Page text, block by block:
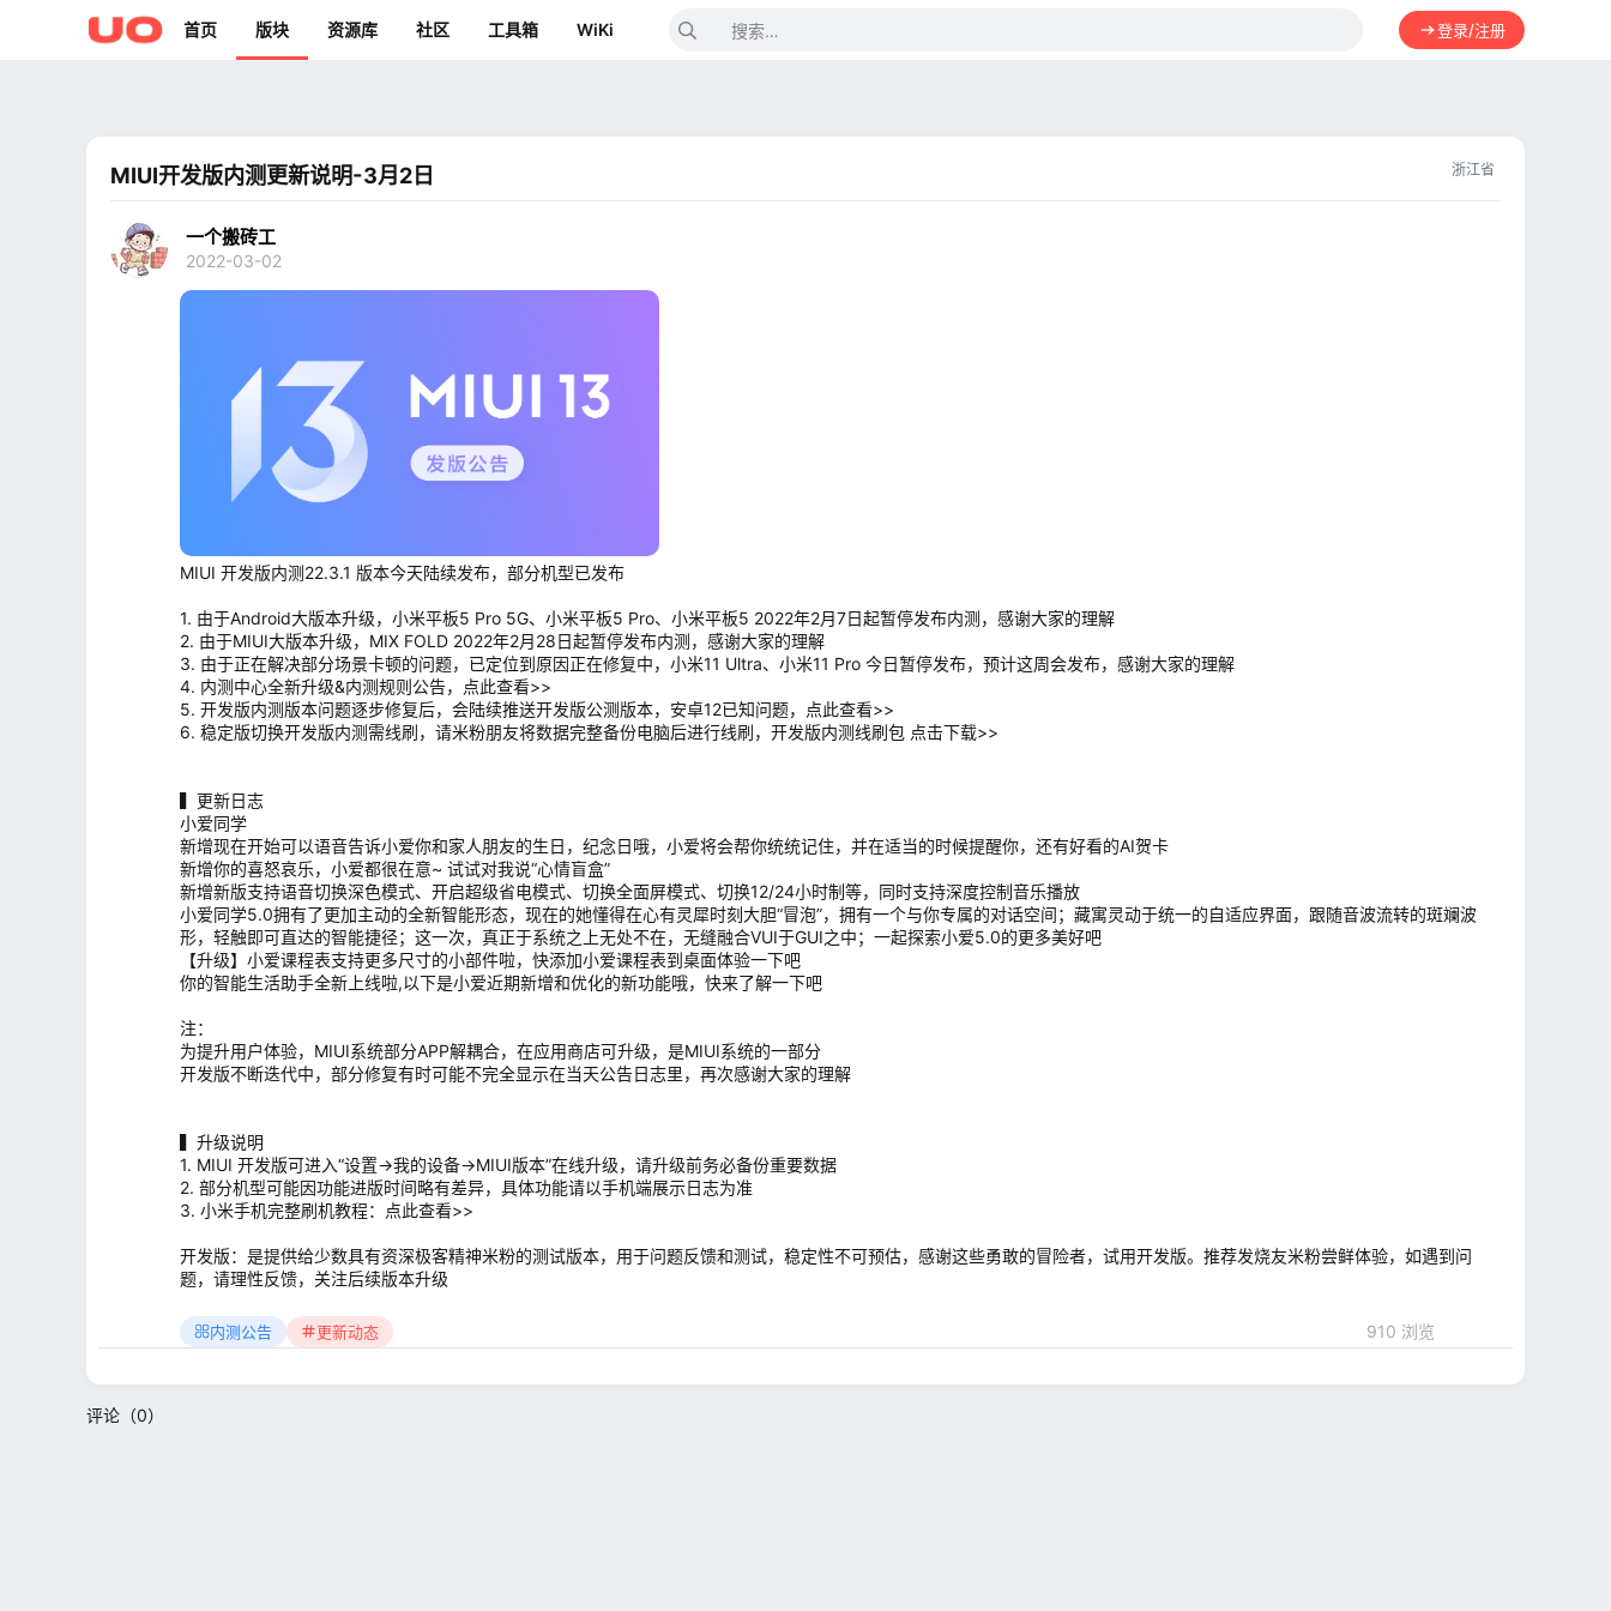
首页 版块 资源库 社区 工具箱 WiKi 登录/注册
MIUI开发版内测更新说明-3月2日
一个搬砖工
2022-03-02
浙江省
MIUI 开发版内测22.3.1 版本今天陆续发布，部分机型已发布
1. 由于Android大版本升级，小米平板5 Pro 5G、小米平板5 Pro、小米平板5 2022年2月7日起暂停发布内测，感谢大家的理解
2. 由于MIUI大版本升级，MIX FOLD 2022年2月28日起暂停发布内测，感谢大家的理解
3. 由于正在解决部分场景卡顿的问题，已定位到原因正在修复中，小米11 Ultra、小米11 Pro 今日暂停发布，预计这周会发布，感谢大家的理解
4. 内测中心全新升级&内测规则公告，点此查看>>
5. 开发版内测版本问题逐步修复后，会陆续推送开发版公测版本，安卓12已知问题，点此查看>>
6. 稳定版切换开发版内测需线刷，请米粉朋友将数据完整备份电脑后进行线刷，开发版内测线刷包 点击下载>>
▍更新日志
小爱同学
新增现在开始可以语音告诉小爱你和家人朋友的生日，纪念日哦，小爱将会帮你统统记住，并在适当的时候提醒你，还有好看的AI贺卡
新增你的喜怒哀乐，小爱都很在意~ 试试对我说“心情盲盒”
新增新版支持语音切换深色模式、开启超级省电模式、切换全面屏模式、切换12/24小时制等，同时支持深度控制音乐播放
小爱同学5.0拥有了更加主动的全新智能形态，现在的她懂得在心有灵犀时刻大胆“冒泡”，拥有一个与你专属的对话空间；藏寓灵动于统一的自适应界面，跟随音波流转的斑斓波
形，轻触即可直达的智能捷径；这一次，真正于系统之上无处不在，无缝融合VUI于GUI之中；一起探索小爱5.0的更多美好吧
【升级】小爱课程表支持更多尺寸的小部件啦，快添加小爱课程表到桌面体验一下吧
你的智能生活助手全新上线啦,以下是小爱近期新增和优化的新功能哦，快来了解一下吧
注：
为提升用户体验，MIUI系统部分APP解耦合，在应用商店可升级，是MIUI系统的一部分
开发版不断迭代中，部分修复有时可能不完全显示在当天公告日志里，再次感谢大家的理解
▍升级说明
1. MIUI 开发版可进入“设置→我的设备→MIUI版本”在线升级，请升级前务必备份重要数据
2. 部分机型可能因功能进版时间略有差异，具体功能请以手机端展示日志为准
3. 小米手机完整刷机教程：点此查看>>
开发版：是提供给少数具有资深极客精神米粉的测试版本，用于问题反馈和测试，稳定性不可预估，感谢这些勇敢的冒险者，试用开发版。推荐发烧友米粉尝鲜体验，如遇到问
题，请理性反馈，关注后续版本升级
内测公告 更新动态 910 浏览
评论（0）